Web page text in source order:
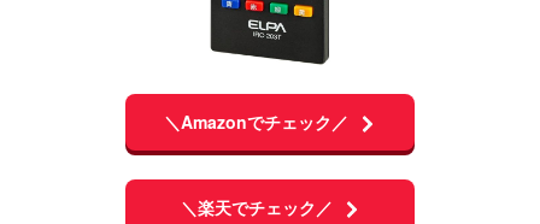
＼Amazonでチェック／
＼楽天でチェック／